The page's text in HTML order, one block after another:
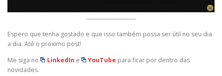
Espero que tenha gostado e que isso também possa ser útil no seu dia
a dia. Até o próximo post!
Me siga no
LinkedIn e YouTube para ficar por dentro das
novidades.